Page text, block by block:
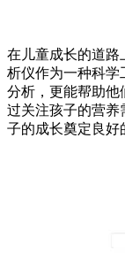
在儿童成长的道路
析仪作为一种科学
分析，更能帮助他
过关注孩子的营养
子的成长奠定良好